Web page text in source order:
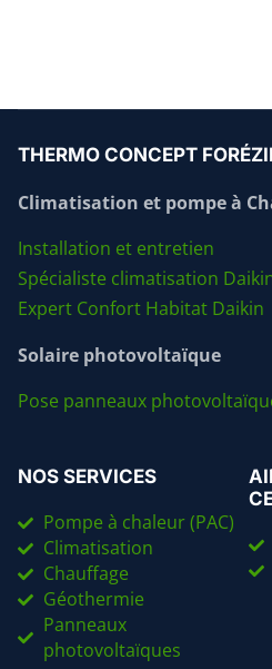
THERMO CONCEPT
Climatisation et pompe à
Installation et entretien
Spécialiste climatisation
Expert Confort Habitat Daikin
Solaire photovoltaïque
Pose panneaux
NOS SERVICES
Pompe à chaleur (PAC)
Climatisation
Chauffage
Géothermie
Panneaux
photovoltaïques